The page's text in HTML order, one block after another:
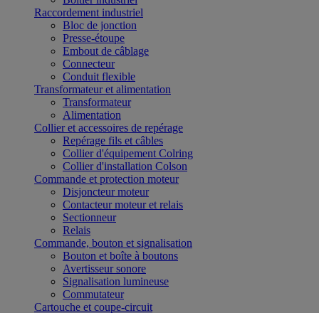
Raccordement industriel
Bloc de jonction
Presse-étoupe
Embout de câblage
Connecteur
Conduit flexible
Transformateur et alimentation
Transformateur
Alimentation
Collier et accessoires de repérage
Repérage fils et câbles
Collier d'équipement Colring
Collier d'installation Colson
Commande et protection moteur
Disjoncteur moteur
Contacteur moteur et relais
Sectionneur
Relais
Commande, bouton et signalisation
Bouton et boîte à boutons
Avertisseur sonore
Signalisation lumineuse
Commutateur
Cartouche et coupe-circuit